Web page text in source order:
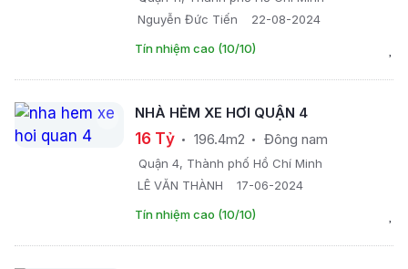
Nguyễn Đức Tiến
22-08-2024
Tín nhiệm cao (10/10)
NHÀ HẺM XE HƠI QUẬN 4
16 Tỷ 196.4m2 Đông nam
Quận 4, Thành phố Hồ Chí Minh
LÊ VĂN THÀNH
17-06-2024
Tín nhiệm cao (10/10)